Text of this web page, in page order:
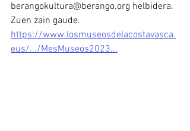
berangokultura@berango.org helbidera.
Zuen zain gaude.
https://www.losmuseosdelacostavasca.
eus/.../MesMuseos2023...